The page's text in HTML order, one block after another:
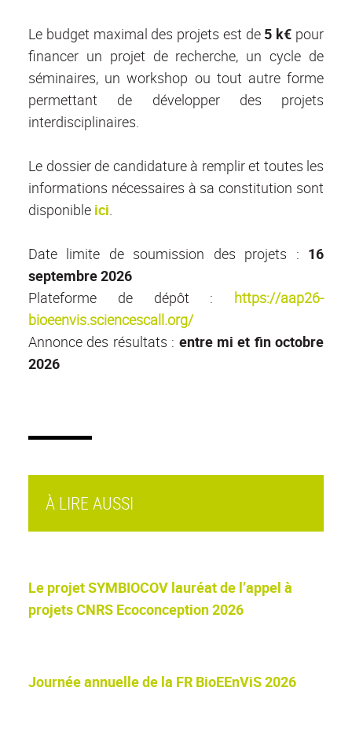
Le budget maximal des projets est de 5 k€ pour
financer un projet de recherche, un cycle de
séminaires, un workshop ou tout autre forme
permettant de développer des projets
interdisciplinaires.
Le dossier de candidature à remplir et toutes les
informations nécessaires à sa constitution sont
disponible ici.
Date limite de soumission des projets : 16
septembre 2026
Plateforme de dépôt : https://aap26-
bioeenvis.sciencescall.org/
Annonce des résultats : entre mi et fin octobre
2026
À LIRE AUSSI
Le projet SYMBIOCOV lauréat de l’appel à
projets CNRS Ecoconception 2026
Journée annuelle de la FR BioEEnViS 2026